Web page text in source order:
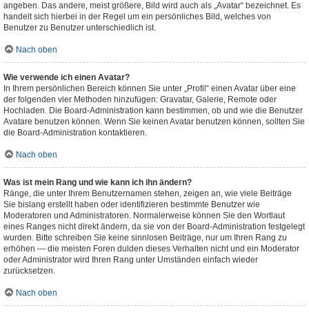
angeben. Das andere, meist größere, Bild wird auch als „Avatar“ bezeichnet. Es
handelt sich hierbei in der Regel um ein persönliches Bild, welches von
Benutzer zu Benutzer unterschiedlich ist.
Nach oben
Wie verwende ich einen Avatar?
In Ihrem persönlichen Bereich können Sie unter „Profil“ einen Avatar über eine
der folgenden vier Methoden hinzufügen: Gravatar, Galerie, Remote oder
Hochladen. Die Board-Administration kann bestimmen, ob und wie die Benutzer
Avatare benutzen können. Wenn Sie keinen Avatar benutzen können, sollten Sie
die Board-Administration kontaktieren.
Nach oben
Was ist mein Rang und wie kann ich ihn ändern?
Ränge, die unter Ihrem Benutzernamen stehen, zeigen an, wie viele Beiträge
Sie bislang erstellt haben oder identifizieren bestimmte Benutzer wie
Moderatoren und Administratoren. Normalerweise können Sie den Wortlaut
eines Ranges nicht direkt ändern, da sie von der Board-Administration festgelegt
wurden. Bitte schreiben Sie keine sinnlosen Beiträge, nur um Ihren Rang zu
erhöhen — die meisten Foren dulden dieses Verhalten nicht und ein Moderator
oder Administrator wird Ihren Rang unter Umständen einfach wieder
zurücksetzen.
Nach oben